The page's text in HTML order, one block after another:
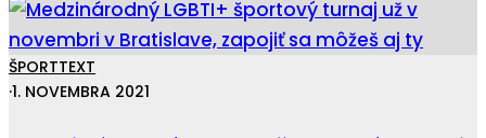
ŠPORTTEXT
·1. NOVEMBRA 2021